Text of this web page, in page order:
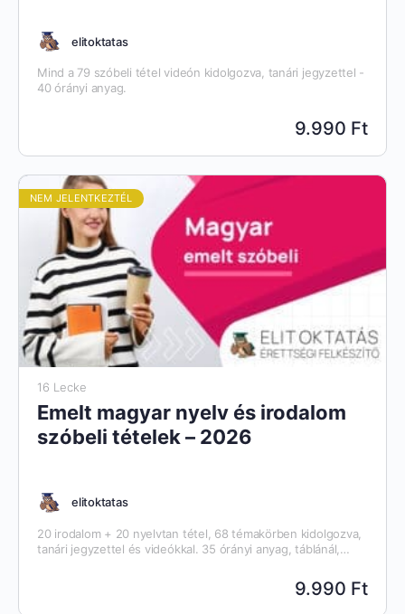
elitoktatas
Mind a 79 szóbeli tétel videón kidolgozva, tanári jegyzettel -
40 órányi anyag.
9.990 Ft
NEM JELENTKEZTÉL
16 Lecke
Emelt magyar nyelv és irodalom
szóbeli tételek – 2026
elitoktatas
20 irodalom + 20 nyelvtan tétel, 68 témakörben kidolgozva,
tanári jegyzettel és videókkal. 35 órányi anyag, táblánál,
9.990 Ft